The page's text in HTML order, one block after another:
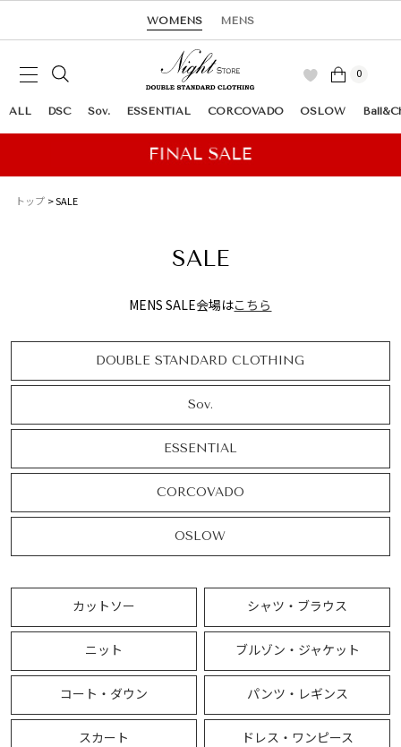
WOMENS MENS
0
ALL DSC Sov. ESSENTIAL CORCOVADO OSLOW
トップ SALE
SALE
MENS SALE会場はこちら
DOUBLE STANDARD CLOTHING
Sov.
ESSENTIAL
CORCOVADO
OSLOW
カットソー シャツ・ブラウス
ニット ブルゾン・ジャケット
コート・ダウン パンツ・レギンス
スカート ドレス・ワンピース